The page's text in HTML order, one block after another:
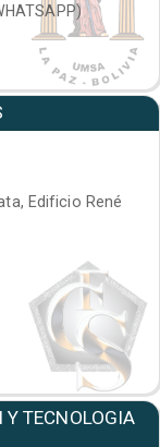
Edificio René
Y TECNOLOGIA